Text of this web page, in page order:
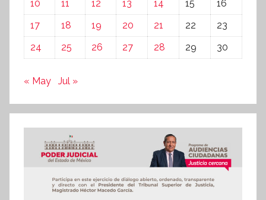
10
11 12 13 14 15
16
17
18 19 20 21 22
23
24
25 26 27 28 29 30
« May Jul »